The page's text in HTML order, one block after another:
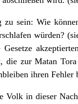
sein: Wie
würden?
zur Matan
ihren Fehler
Volk in dieser